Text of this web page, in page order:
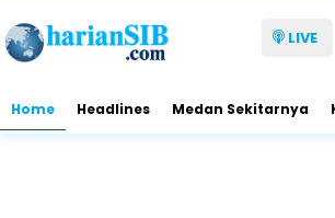
LIVE
Home Headlines Medan Sekitarnya